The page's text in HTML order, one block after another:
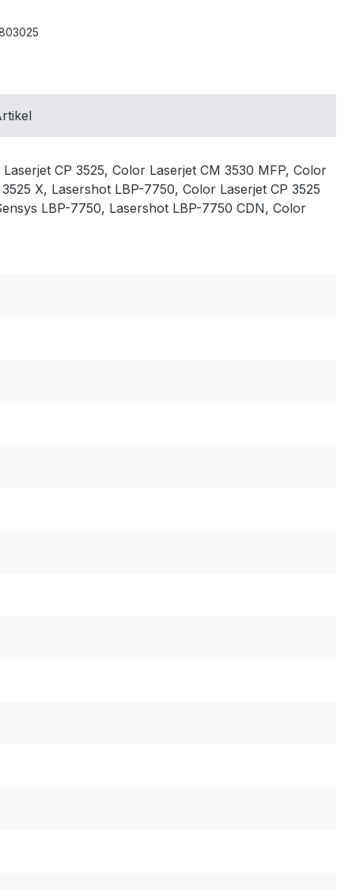
CP 3525, Color Laserjet CM 3530 MFP, Color
X, Lasershot LBP-7750, Color Laserjet CP 3525
LBP-7750, Lasershot LBP-7750 CDN, Color